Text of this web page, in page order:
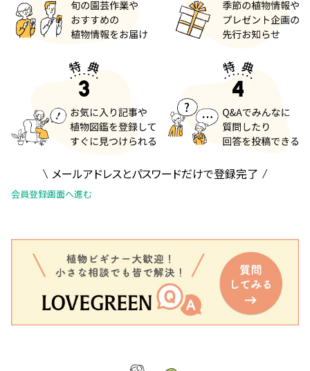
メールアドレスとパスワードだけで登録完了
会員登録画面へ進む